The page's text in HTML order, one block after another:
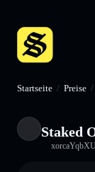
Startseite / Preise /
Staked